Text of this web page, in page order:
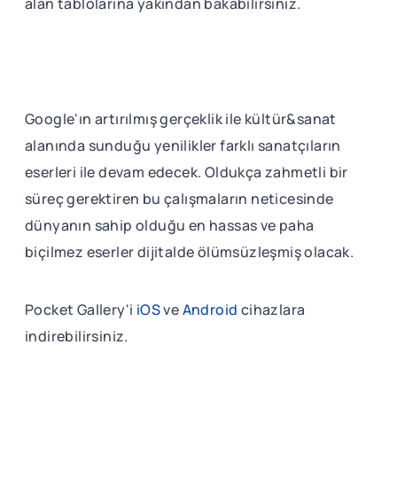
alan tablolarına yakından bakabilirsiniz.
Google'ın artırılmış gerçeklik ile kültür&sanat
alanında sunduğu yenilikler farklı sanatçıların
eserleri ile devam edecek. Oldukça zahmetli bir
süreç gerektiren bu çalışmaların neticesinde
dünyanın sahip olduğu en hassas ve paha
biçilmez eserler dijitalde ölümsüzleşmiş olacak.
Pocket Gallery'i iOSveAndroid cihazlara
indirebilirsiniz.